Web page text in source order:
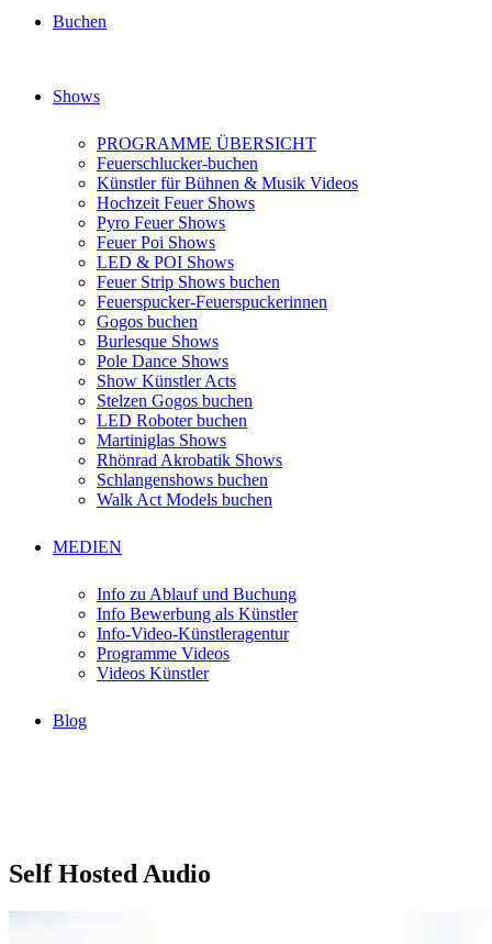
Buchen
Shows
PROGRAMME ÜBERSICHT
Feuerschlucker-buchen
Künstler für Bühnen & Musik Videos
Hochzeit Feuer Shows
Pyro Feuer Shows
Feuer Poi Shows
LED & POI Shows
Feuer Strip Shows buchen
Feuerspucker-Feuerspuckerinnen
Gogos buchen
Burlesque Shows
Pole Dance Shows
Show Künstler Acts
Stelzen Gogos buchen
LED Roboter buchen
Martiniglas Shows
Rhönrad Akrobatik Shows
Schlangenshows buchen
Walk Act Models buchen
MEDIEN
Info zu Ablauf und Buchung
Info Bewerbung als Künstler
Info-Video-Künstleragentur
Programme Videos
Videos Künstler
Blog
Self Hosted Audio